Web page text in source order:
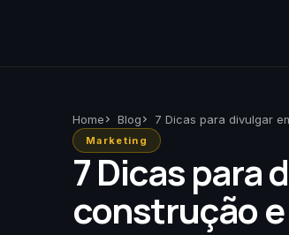
Home Blog 7 Dicas para divulgar
Marketing
7 Dicas para
construção